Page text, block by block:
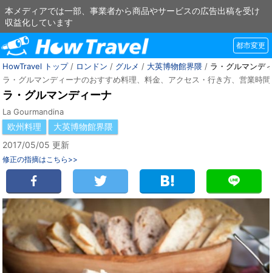
本メディアでは一部、事業者から商品やサービスの広告出稿を受け
収益化しています
都市変更
HowTravel トップ/ ロンドン / グルメ / 大英博物館界隈 / ラ・グルマンデ
ラ・グルマンディーナのおすすめ料理、料金、アクセス・行き方、営業時
ラ・グルマンディーナ
La Gourmandina
欧州料理
大英博物館界隈
2017/05/05 更新
修正の指摘はこちら>>